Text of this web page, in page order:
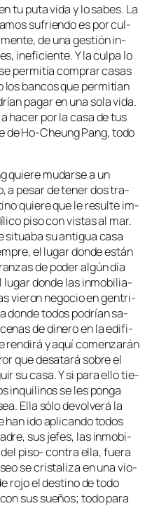
tu pu­ta vi­da y lo sa­bes. La
su­frien­do es por cul­
de una ges­tión in­
in­efi­cien­te. Y la cul­pa lo
per­mi­tía com­prar ca­sas
los ban­cos que per­mi­tían
pa­gar en una so­la vi­da.
ha­cer por la ca­sa de tus
de Ho-Cheung Pang, to­do
quie­re mu­dar­se a un
a pe­sar de te­ner dos tra­
quie­re que le re­sul­te im­
pi­so con vis­tas al mar.
si­tua­ba su an­ti­gua ca­sa
el lu­gar don­de es­tán
de po­der al­gún día
lu­gar don­de las in­mo­bi­lia­
vie­ron ne­go­cio en gen­tri­
don­de to­dos po­drían sa­
de di­ne­ro en la edi­fi­
ren­di­rá y aquí co­men­za­rán
que des­ata­rá so­bre el
su ca­sa. Y si pa­ra ello tie­
in­qui­li­nos se les pon­ga
Ella só­lo de­vol­ve­rá la
han ido apli­can­do to­dos
sus je­fes, las in­mo­bi­
piso- con­tra ella, fue­ra
se cris­ta­li­za en una vio­
ro­jo el des­tino de to­do
sus sue­ños; to­do pa­ra